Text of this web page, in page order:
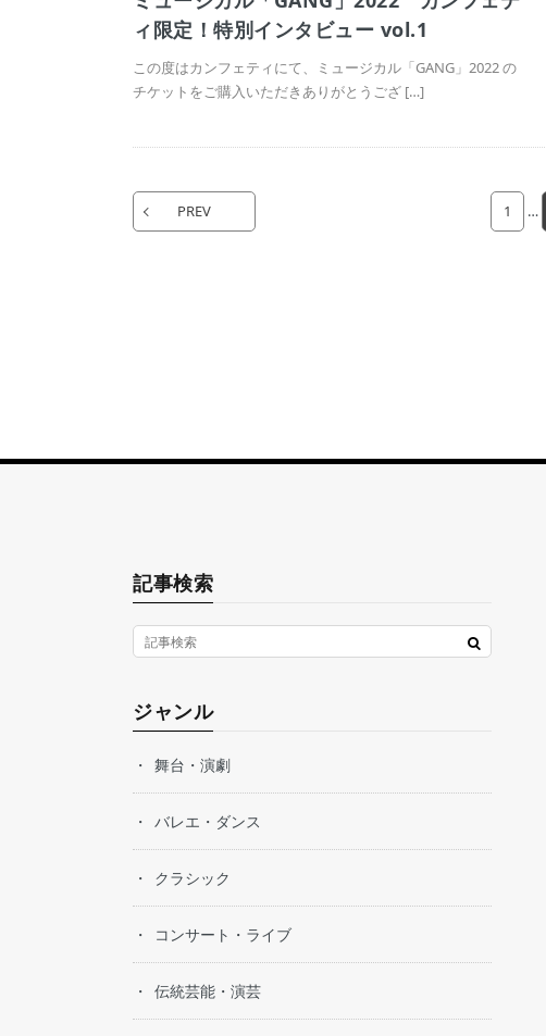
ィ限定！特別インタビュー vol.1
この度はカンフェティにて、ミュージカル「GANG」2022 の
チケットをご購入いただきありがとうござ […]
PREV 1 …
記事検索
ジャンル
舞台・演劇
バレエ・ダンス
クラシック
コンサート・ライブ
伝統芸能・演芸